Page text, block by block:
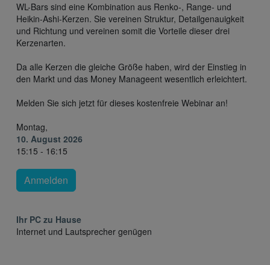
WL-Bars sind eine Kombination aus Renko-, Range- und
Heikin-Ashi-Kerzen. Sie vereinen Struktur, Detailgenauigkeit
und Richtung und vereinen somit die Vorteile dieser drei
Kerzenarten.
Da alle Kerzen die gleiche Größe haben, wird der Einstieg in
den Markt und das Money Manageent wesentlich erleichtert.
Melden Sie sich jetzt für dieses kostenfreie Webinar an!
Montag,
10. August 2026
15:15 - 16:15
Anmelden
Ihr PC zu Hause
Internet und Lautsprecher genügen